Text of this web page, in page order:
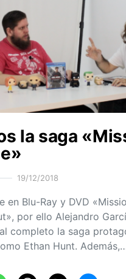
la saga
19/12/2018
en Blu-Ray y DVD
por ello Alejandro
completo la saga
Ethan Hunt.